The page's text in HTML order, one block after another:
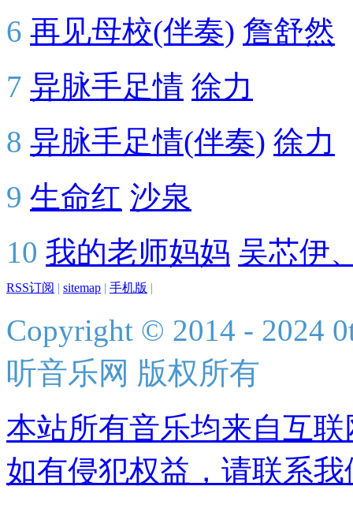
6 再见母校(伴奏) 詹舒然
7 异脉手足情 徐力
8 异脉手足情(伴奏) 徐力
9 生命红 沙泉
10 我的老师妈妈 吴芯伊
RSS订阅 | sitemap | 手机版 |
Copyright © 2014 - 2024
听音乐网 版权所有
本站所有音乐均来自互
如有侵犯权益，请联系